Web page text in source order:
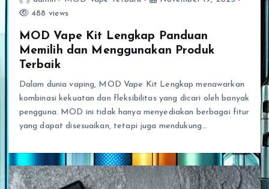
488 views
MOD Vape Kit Lengkap Panduan
Memilih dan Menggunakan Produk
Terbaik
Dalam dunia vaping, MOD Vape Kit Lengkap menawarkan
kombinasi kekuatan dan fleksibilitas yang dicari oleh banyak
pengguna. MOD ini tidak hanya menyediakan berbagai fitur
yang dapat disesuaikan, tetapi juga mendukung…